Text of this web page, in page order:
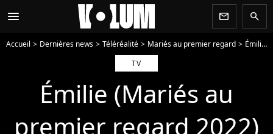
menu newsletter search
Accueil Dernières news Téléréalité Mariés au premier regard
Émilie (Mariés au premier regard 2022) divorcée de Frédérick : elle veut jeter son alliance... ou la vendre
TV
Émilie (Mariés au
premier regard 2022)